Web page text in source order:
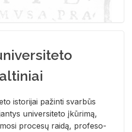
is­to­ri­jai pa­žin­ti svar­būs
uni­ver­si­te­to įkū­ri­mą,
pro­ce­sų rai­dą, pro­fe­so­